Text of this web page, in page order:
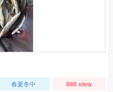
春夏冬中 888 view